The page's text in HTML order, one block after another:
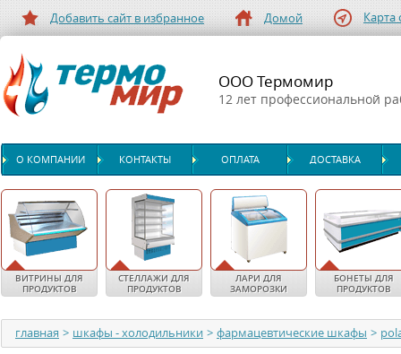
Добавить сайт в избранное Домой Карта
ООО Термомир
12 лет профессиональной
О КОМПАНИИ КОНТАКТЫ ОПЛАТА ДОСТАВКА
ВИТРИНЫ ДЛЯ
ПРОДУКТОВ
СТЕЛЛАЖИ ДЛЯ
ПРОДУКТОВ
ЛАРИ ДЛЯ
ЗАМОРОЗКИ
БОНЕТЫ ДЛЯ
ПРОДУКТОВ
главная > шкафы - холодильники > фармацевтические шкафы >